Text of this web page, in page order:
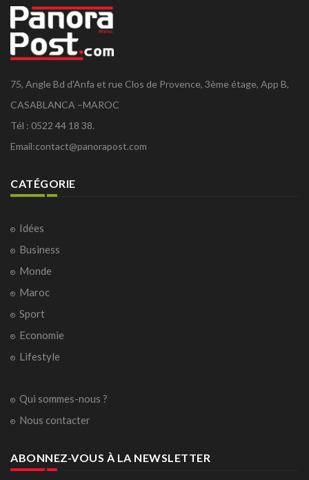
75, Angle Bd d'Anfa et rue Clos de Provence, 3ème étage, App B,
CASABLANCA –MAROC
Tél : 0522 44 18 38.
Email:contact@panorapost.com
CATÉGORIE
Idées
Business
Monde
Maroc
Sport
Economie
Lifestyle
Qui sommes-nous ?
Nous contacter
ABONNEZ-VOUS À LA NEWSLETTER